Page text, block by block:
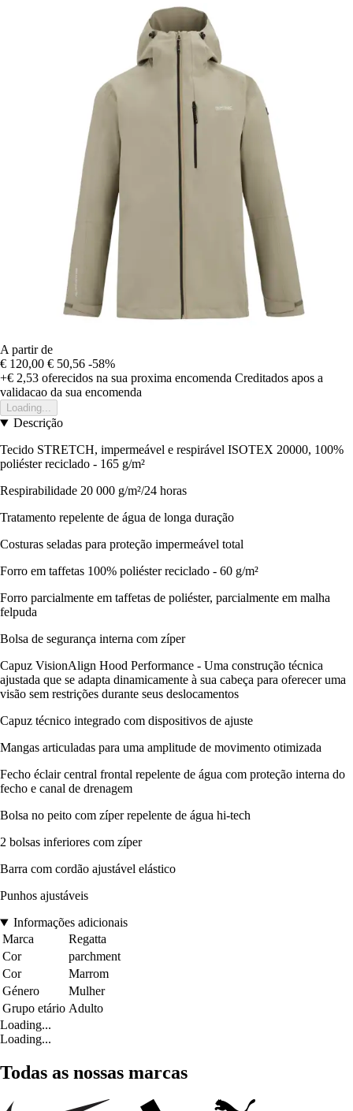
A partir de
€ 120,00 € 50,56 -58%
+€ 2,53 oferecidos na sua proxima encomenda Creditados apos a
validacao da sua encomenda
Loading...
Descrição
Tecido STRETCH, impermeável e respirável ISOTEX 20000, 100%
poliéster reciclado - 165 g/m²
Respirabilidade 20 000 g/m²/24 horas
Tratamento repelente de água de longa duração
Costuras seladas para proteção impermeável total
Forro em taffetas 100% poliéster reciclado - 60 g/m²
Forro parcialmente em taffetas de poliéster, parcialmente em malha
felpuda
Bolsa de segurança interna com zíper
Capuz VisionAlign Hood Performance - Uma construção técnica
ajustada que se adapta dinamicamente à sua cabeça para oferecer uma
visão sem restrições durante seus deslocamentos
Capuz técnico integrado com dispositivos de ajuste
Mangas articuladas para uma amplitude de movimento otimizada
Fecho éclair central frontal repelente de água com proteção interna do
fecho e canal de drenagem
Bolsa no peito com zíper repelente de água hi-tech
2 bolsas inferiores com zíper
Barra com cordão ajustável elástico
Punhos ajustáveis
Informações adicionais
Marca
Regatta
Cor
parchment
Cor
Marrom
Género
Mulher
Grupo etário Adulto
Loading...
Loading...
Todas as nossas marcas